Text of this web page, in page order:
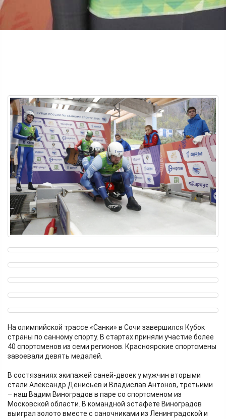
На олимпийской трассе «Санки» в Сочи завершился Кубок
страны по санному спорту. В стартах приняли участие более
40 спортсменов из семи регионов. Красноярские спортсмены
завоевали девять медалей.
В состязаниях экипажей саней-двоек у мужчин вторыми
стали Александр Денисьев и Владислав Антонов, третьими
– наш Вадим Виноградов в паре со спортсменом из
Московской области. В командной эстафете Виноградов
выиграл золото вместе с саночниками из Ленинградской и